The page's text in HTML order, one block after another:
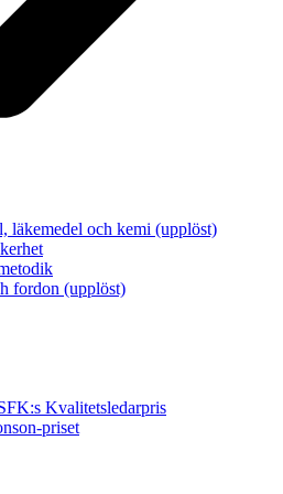
läkemedel och kemi (upplöst)
fordon (upplöst)
Kvalitetsledarpris
priset